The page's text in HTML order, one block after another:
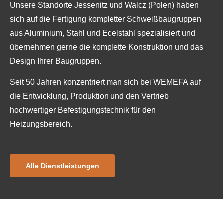
Unsere Standorte Jessenitz und Walcz (Polen) haben
sich auf die Fertigung kompletter Schweißbaugruppen
aus Aluminium, Stahl und Edelstahl spezialisiert und
übernehmen gerne die komplette Konstruktion und das
Design Ihrer Baugruppen.
Seit 50 Jahren konzentriert man sich bei WEMEFA auf
die Entwicklung, Produktion und den Vertrieb
hochwertiger Befestigungstechnik für den
Heizungsbereich.
Alle Dienstleistungen